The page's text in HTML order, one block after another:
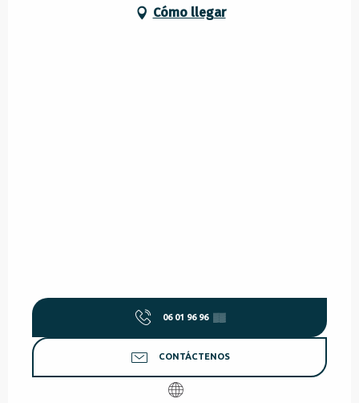
Cómo llegar
06 01 96 96 ▒▒
CONTÁCTENOS